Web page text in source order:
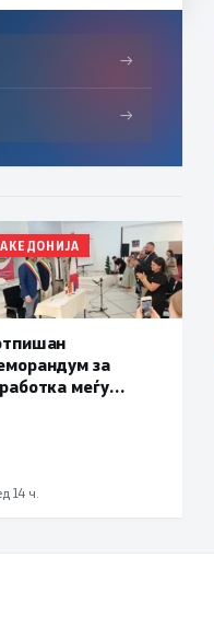
→
→
за
меѓу
14 ч.